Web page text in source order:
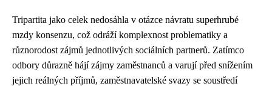
Tripartita jako celek nedosáhla v otázce návratu superhrubé
mzdy konsenzu, což odráží komplexnost problematiky a
různorodost zájmů jednotlivých sociálních partnerů. Zatímco
odbory důrazně hájí zájmy zaměstnanců a varují před snížením
jejich reálných příjmů, zaměstnavatelské svazy se soustředí